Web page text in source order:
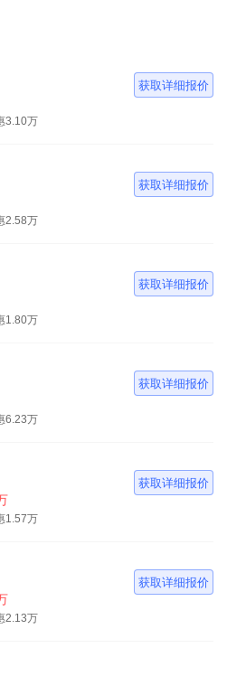
3.10万
获取详细报价
2.58万
获取详细报价
1.80万
获取详细报价
6.23万
获取详细报价
1.57万
获取详细报价
2.13万
获取详细报价